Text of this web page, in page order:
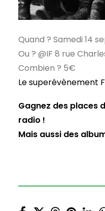
Quand ? Samedi 14
Ou ? @IF 8 rue
Combien ? 5€
Le superévènement
Gagnez des places
radio !
Mais aussi des